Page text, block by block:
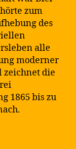
zum
des
alle
moderner
zeichnet die
1865 bis zu